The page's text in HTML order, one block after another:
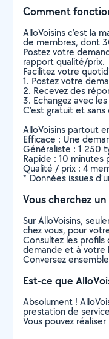
Comment
AlloVoisins c’est la
de membres, dont
Postez votre
rapport qualité/prix.
Facilitez votre
1. Postez votre
2. Recevez des
3. Echangez avec
C’est gratuit et sans
AlloVoisins partout
Efficace : Une
Généraliste : 1 250
Rapide : 10
Qualité / prix : 4
* Données issues
Vous cherchez
Sur AlloVoisins,
chez vous, pour
Consultez les
demande et à votre
Conversez
Est-ce que
Absolument !
prestation de
Vous pouvez